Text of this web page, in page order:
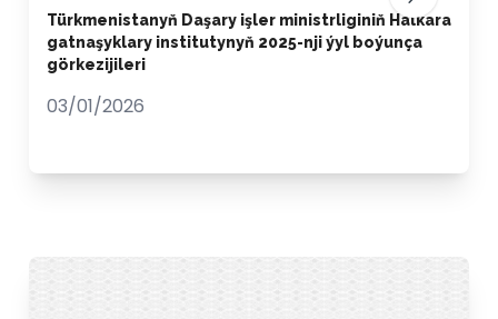
Türkmenistanyň Daşary işler ministrliginiň Halkara
gatnaşyklary institutynyň 2025-nji ýyl boýunça
görkezijileri
03/01/2026